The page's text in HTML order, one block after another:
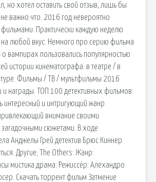
но хотел оставить свой отзыв, лишь бы
не важно что. 2016 год невероятно
Практически каждую неделю
любой вкус. Немного про серию фильма
о вампирах пользовались популярностью
истории кинематографа. в театре / в
Фильмы / ТВ / мультфильмы 2016
и награды. ТОП 100 детективных фильмов:
интересный и интригующий жанр
внимание своими
сюжетами. В ходе
Анджелы Грей детектив Брюс Киннер
Другие; The Others: Жанр:
мистика драма: Режиссёр: Алехандро
Скачать торрент фильм Затмение